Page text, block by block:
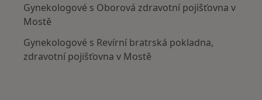
Gynekologové s Oborová zdravotní pojišťovna v
Mostě
Gynekologové s Revírní bratrská pokladna,
zdravotní pojišťovna v Mostě